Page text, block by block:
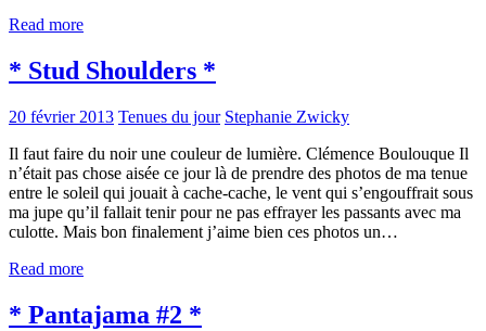
Read more
* Stud Shoulders *
20 février 2013 Tenues du jour Stephanie Zwicky
Il faut faire du noir une couleur de lumière. Clémence Boulouque Il
n’était pas chose aisée ce jour là de prendre des photos de ma tenue
entre le soleil qui jouait à cache-cache, le vent qui s’engouffrait sous
ma jupe qu’il fallait tenir pour ne pas effrayer les passants avec ma
culotte. Mais bon finalement j’aime bien ces photos un…
Read more
* Pantajama #2 *